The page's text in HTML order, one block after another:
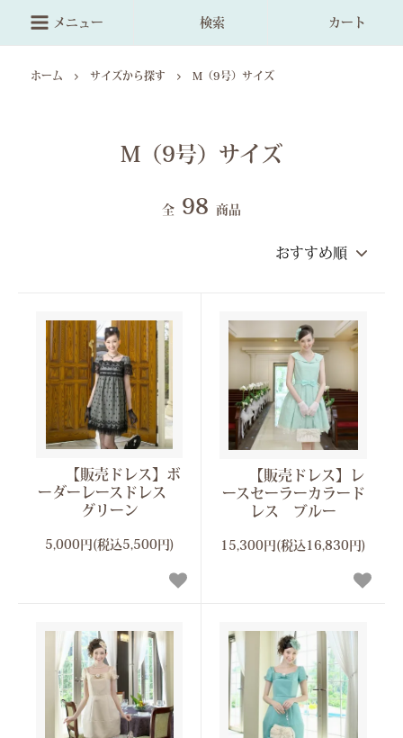
メニュー 検索 カート
ホーム サイズから探す M（9号）サイズ
M（9号）サイズ
全 98 商品
【販売ドレス】ボ
ーダーレースドレス
グリーン
5,000円(税込5,500円)
【販売ドレス】レ
ースセーラーカラード
レス ブルー
15,300円(税込16,830円)